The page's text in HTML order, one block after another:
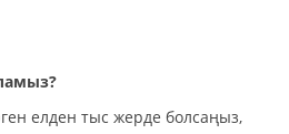
елден тыс жерде болсаңыз,